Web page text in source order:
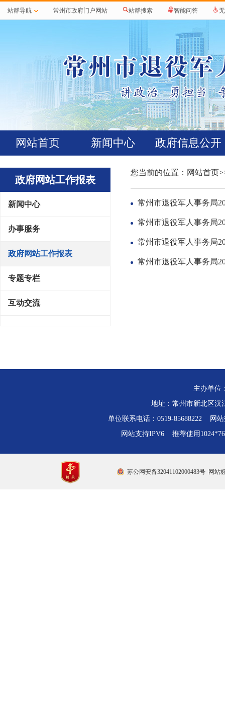
站群导航 常州市政府门户网站 站群搜索 智能问答
网站首页 新闻中心 政府信息公开
政府网站工作报表
新闻中心
办事服务
政府网站工作报表
专题专栏
互动交流
您当前的位置： 网站首页
常州市退役军人事务局
常州市退役军人事务局
常州市退役军人事务局
常州市退役军人事务局
主办单位
地址：常州市新北区
单位联系电话：0519-85688222 网站
网站支持IPV6 推荐使用
苏公网安备32041102000483号 网站